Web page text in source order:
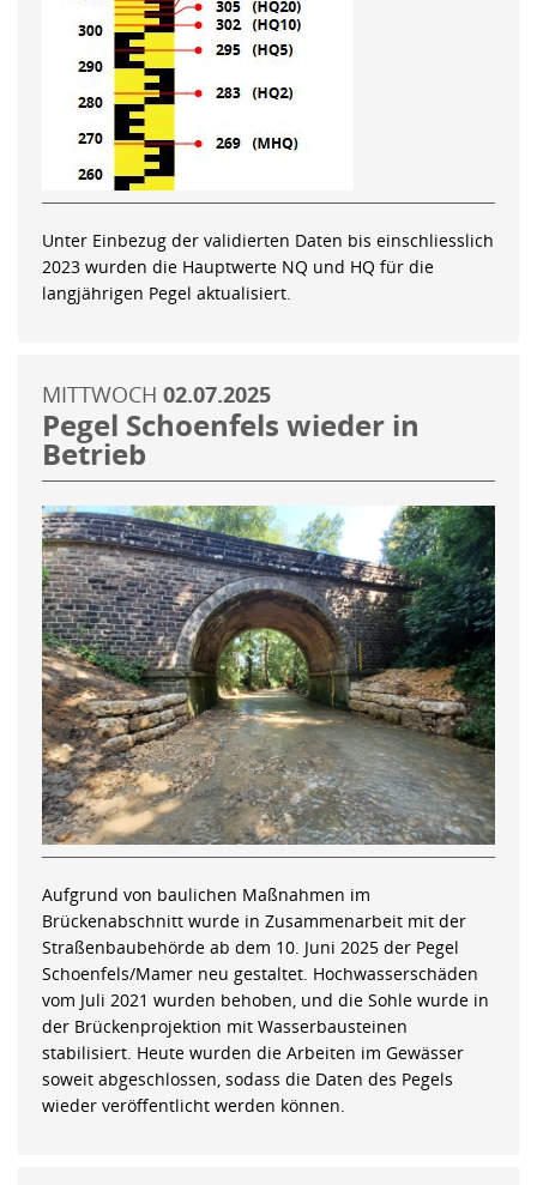
Unter Einbezug der validierten Daten bis einschliesslich
2023 wurden die Hauptwerte NQ und HQ für die
langjährigen Pegel aktualisiert.
MITTWOCH 02.07.2025
Pegel Schoenfels wieder in
Betrieb
Aufgrund von baulichen Maßnahmen im
Brückenabschnitt wurde in Zusammenarbeit mit der
Straßenbaubehörde ab dem 10. Juni 2025 der Pegel
Schoenfels/Mamer neu gestaltet. Hochwasserschäden
vom Juli 2021 wurden behoben, und die Sohle wurde in
der Brückenprojektion mit Wasserbausteinen
stabilisiert. Heute wurden die Arbeiten im Gewässer
soweit abgeschlossen, sodass die Daten des Pegels
wieder veröffentlicht werden können.